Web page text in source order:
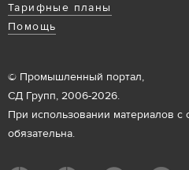
Тарифные планы
Помощь
© Промышленный портал,
СД Групп, 2006-2026.
При использовании материалов с
обязательна.